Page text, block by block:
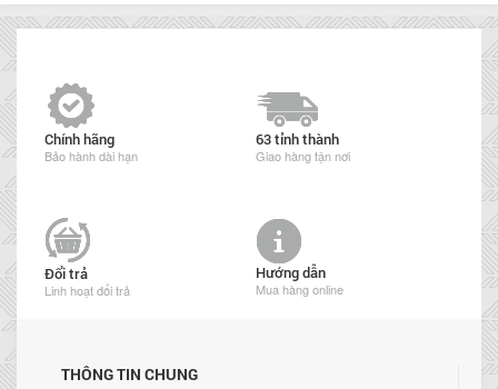
Chính hãng
Bảo hành dài hạn
63 tỉnh thành
Giao hàng tận nơi
Đổi trả
Linh hoạt đổi trả
Hướng dẫn
Mua hàng online
THÔNG TIN CHUNG